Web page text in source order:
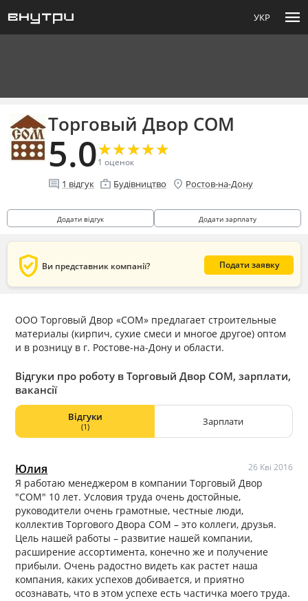
УКР menu
Торговый Двор СОМ
5.0★
★★
★★
★★
★★
★
1 оценок
comment 1 відгук enterprise Будівництво location_on Ростов-на-Дону
Додати відгук Додати зарплату
verified_user Ви представник компанії? Подати заявку
ООО Торговый Двор «СОМ» предлагает строительные
материалы (кирпич, сухие смеси и многое другое) оптом
и в розницу в г. Ростове-на-Дону и области.
Відгуки про роботу в Торговый Двор СОМ, зарплати,
вакансії
Відгуки
(1) Зарплати
Юлия 26 Кві 2016
Я работаю менеджером в компании Торговый Двор
"СОМ" 10 лет. Условия труда очень достойные,
руководители очень грамотные, честные люди,
коллектив Торгового Двора СОМ – это коллеги, друзья.
Цель нашей работы – развитие нашей компании,
расширение ассортимента, конечно же и получение
прибыли. Очень радостно видеть как растет наша
компания, каких успехов добивается, и приятно
осознавать, что в этом успехе есть частичка моего труда.